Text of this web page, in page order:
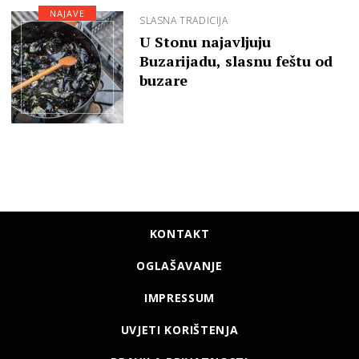
SLASNA TRADICIJA
U Stonu najavljuju
Buzarijadu, slasnu feštu od
buzare
NAJAVE
KONTAKT
OGLAŠAVANJE
IMPRESSUM
UVJETI KORIŠTENJA